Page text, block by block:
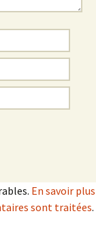
En savoir plus
sont traitées.